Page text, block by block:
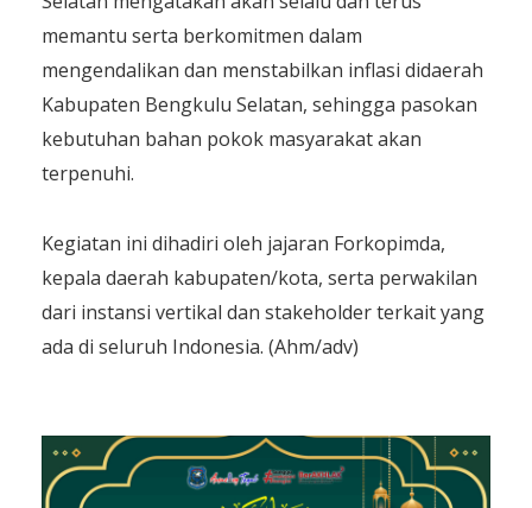
memantu serta berkomitmen dalam
mengendalikan dan menstabilkan inflasi didaerah
Kabupaten Bengkulu Selatan, sehingga pasokan
kebutuhan bahan pokok masyarakat akan
terpenuhi.
Kegiatan ini dihadiri oleh jajaran Forkopimda,
kepala daerah kabupaten/kota, serta perwakilan
dari instansi vertikal dan stakeholder terkait yang
ada di seluruh Indonesia. (Ahm/adv)